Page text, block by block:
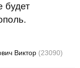
будет
Виктор (23090)